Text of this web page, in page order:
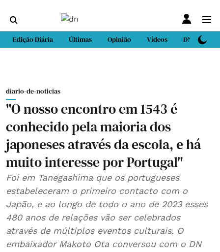
Edição Diária Últimas Opinião Vídeos DN Sport
diario-de-noticias
"O nosso encontro em 1543 é
conhecido pela maioria dos
japoneses através da escola, e há
muito interesse por Portugal"
Foi em Tanegashima que os portugueses
estabeleceram o primeiro contacto com o
Japão, e ao longo de todo o ano de 2023 esses
480 anos de relações vão ser celebrados
através de múltiplos eventos culturais. O
embaixador Makoto Ota conversou com o DN